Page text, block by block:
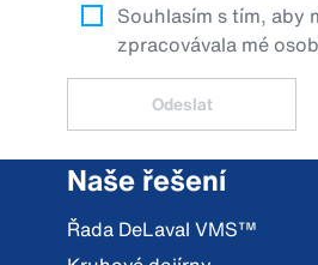
Souhlasím s tím, aby
zpracovávala mé
Odeslat
Naše řešení
Řada DeLaval VMS™